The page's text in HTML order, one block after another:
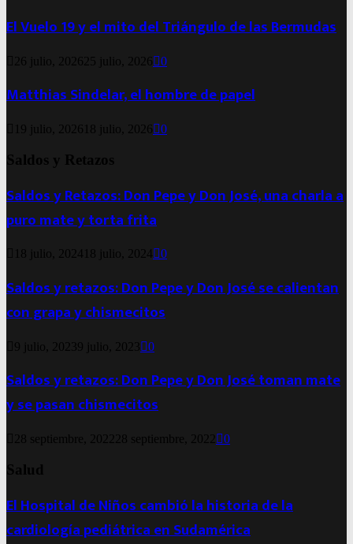
El Vuelo 19 y el mito del Triángulo de las Bermudas
26 julio, 2026 25 julio, 2026 0
Matthias Sindelar, el hombre de papel
19 julio, 2026 18 julio, 2026 0
Saldos y Retazos
Saldos y Retazos: Don Pepe y Don José, una charla a
puro mate y torta frita
18 julio, 2024 18 julio, 2024 0
Saldos y retazos: Don Pepe y Don José se calientan
con grapa y chismecitos
9 julio, 20239 julio, 2023 0
Saldos y retazos: Don Pepe y Don José toman mate
y se pasan chismecitos
28 septiembre, 2022 28 septiembre, 2022 0
Salud
El Hospital de Niños cambió la historia de la
cardiología pediátrica en Sudamérica